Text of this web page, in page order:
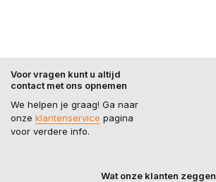
Voor vragen kunt u altijd
contact met ons opnemen
We helpen je graag! Ga naar
onze klantenservice pagina
voor verdere info.
Wat onze klanten zeggen